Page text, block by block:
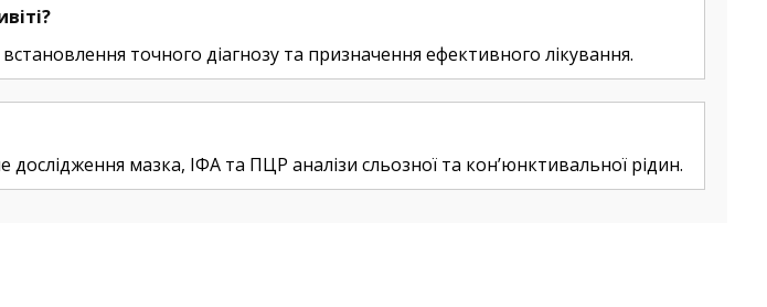
точного діагнозу та призначення ефективного лікування.
мазка, ІФА та ПЦР аналізи сльозної та кон’юнктивальної рідин.